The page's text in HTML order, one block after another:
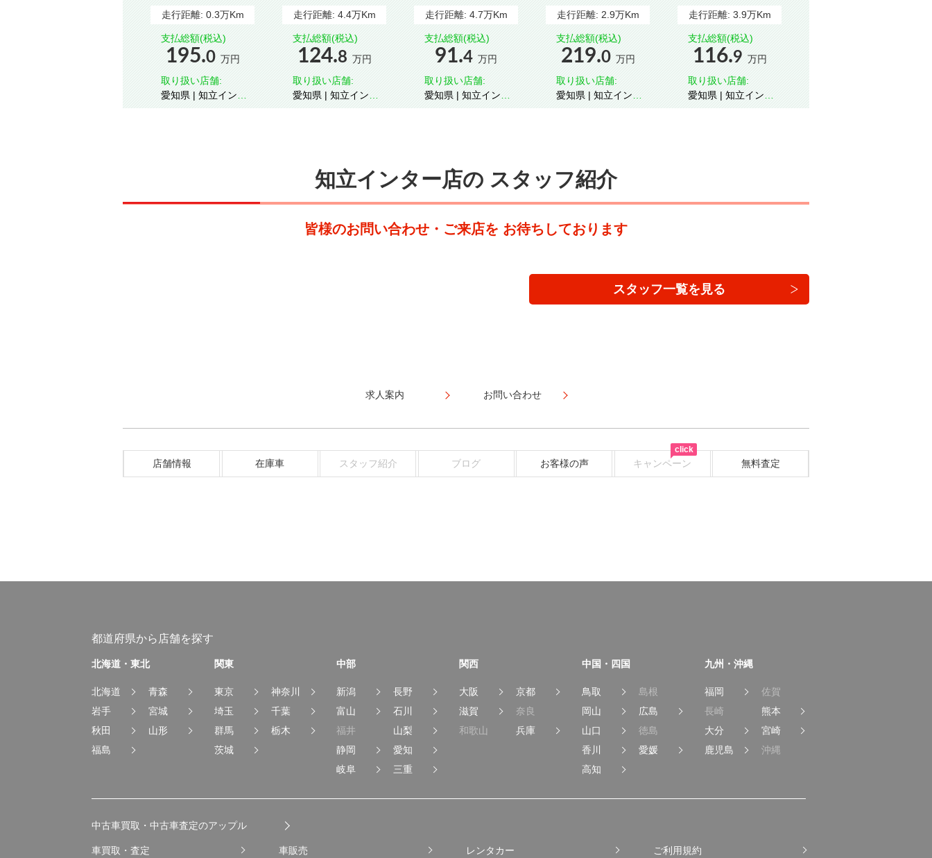
走行距離: 0.3万Km
支払総額(税込)
195.0 万円
取り扱い店舗:
愛知県 | 知立インタ
ー
走行距離: 4.4万Km
支払総額(税込)
124.8 万円
取り扱い店舗:
愛知県 | 知立インタ
ー
走行距離: 4.7万Km
支払総額(税込)
91.4 万円
取り扱い店舗:
愛知県 | 知立インタ
ー
走行距離: 2.9万Km
支払総額(税込)
219.0 万円
取り扱い店舗:
愛知県 | 知立インタ
ー
走行距離: 3.9万Km
支払総額(税込)
116.9 万円
取り扱い店舗:
愛知県 | 知立インタ
ー
知立インター店の スタッフ紹介
皆様のお問い合わせ・ご来店を お待ちしております
スタッフ一覧を見る
求人案内 お問い合わせ
店舗情報 在庫車 スタッフ紹介 ブログ お客様の声 キャンペーン 無料査定
click
都道府県から店舗を探す
北海道・東北
北海道
青森
岩手
宮城
秋田
山形
福島
関東
東京
神奈川
埼玉
千葉
群馬
栃木
茨城
中部
新潟
長野
富山
石川
福井
山梨
静岡
愛知
岐阜
三重
関西
大阪
京都
滋賀
奈良
和歌山
兵庫
中国・四国
鳥取
島根
岡山
広島
山口
徳島
香川
愛媛
高知
九州・沖縄
福岡
佐賀
長崎
熊本
大分
宮崎
鹿児島
沖縄
中古車買取・中古車査定のアップル
車買取・査定 車販売 レンタカー ご利用規約